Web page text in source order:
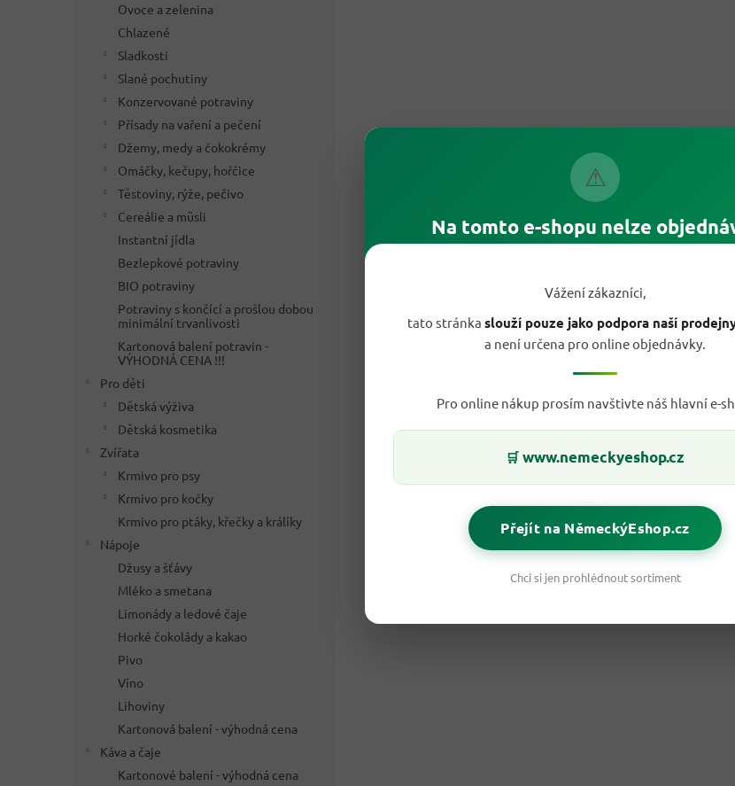
⚠
Na tomto e-shopu nelze
Vážení zákazníci,
tato stránka slouží pouze jako podpora naší
a není určena pro online objednávky.
Pro online nákup prosím navštivte náš hlavní e-
🛒 www.nemeckyeshop.cz
Přejít na NěmeckýEshop.cz
Chci si jen prohlédnout sortiment
Ovoce a zelenina
Chlazené
Sladkosti
Slané pochutiny
Konzervované potraviny
Přísady na vaření a pečení
Džemy, medy a čokokrémy
Omáčky, kečupy, hořčice
Těstoviny, rýže, pečivo
Cereálie a müsli
Instantní jídla
Bezlepkové potraviny
BIO potraviny
Potraviny s končící a prošlou dobou
minimální trvanlivosti
Kartonová balení potravin -
VÝHODNÁ CENA !!!
Pro děti
Dětská výživa
Dětská kosmetika
Zvířata
Krmivo pro psy
Krmivo pro kočky
Krmivo pro ptáky, křečky a králíky
Nápoje
Džusy a šťávy
Mléko a smetana
Limonády a ledové čaje
Horké čokolády a kakao
Pivo
Víno
Lihoviny
Kartonová balení - výhodná cena
Káva a čaje
Kartonové balení - výhodná cena